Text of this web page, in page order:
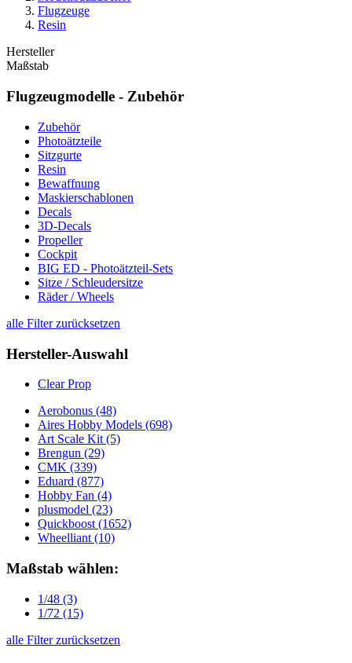
Flugzeuge
Resin
Hersteller
Maßstab
Flugzeugmodelle - Zubehör
Zubehör
Photoätzteile
Sitzgurte
Resin
Bewaffnung
Maskierschablonen
Decals
3D-Decals
Propeller
Cockpit
BIG ED - Photoätzteil-Sets
Sitze / Schleudersitze
Räder / Wheels
alle Filter zurücksetzen
Hersteller-Auswahl
Clear Prop
Aerobonus (48)
Aires Hobby Models (698)
Art Scale Kit (5)
Brengun (29)
CMK (339)
Eduard (877)
Hobby Fan (4)
plusmodel (23)
Quickboost (1652)
Wheelliant (10)
Maßstab wählen:
1/48 (3)
1/72 (15)
alle Filter zurücksetzen